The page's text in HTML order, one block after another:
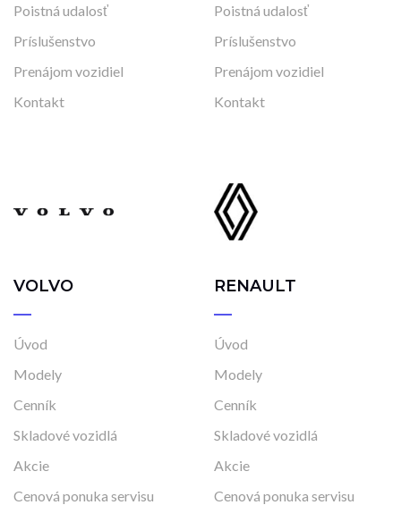
Poistná udalosť
Príslušenstvo
Prenájom vozidiel
Kontakt
Poistná udalosť
Príslušenstvo
Prenájom vozidiel
Kontakt
VOLVO
Úvod
Modely
Cenník
Skladové vozidlá
Akcie
Cenová ponuka servisu
RENAULT
Úvod
Modely
Cenník
Skladové vozidlá
Akcie
Cenová ponuka servisu